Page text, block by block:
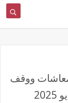
ووقف